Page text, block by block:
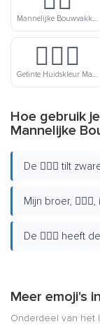
Mannelijke Bouwvakker
👷🏽‍♂️
Getinte Huidskleur Mannelijke Bouwvakker
Hoe gebruik
Mannelijke
De 👷🏾‍♂️ tilt
Mijn broer,
De 👷🏾‍♂️ heeft
Meer emoji's in
Onderdeel van het